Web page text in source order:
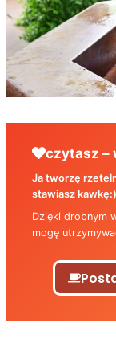
czytasz –
Ja tworzę
stawiasz kawkę:)
Dzięki drobnym
mogę